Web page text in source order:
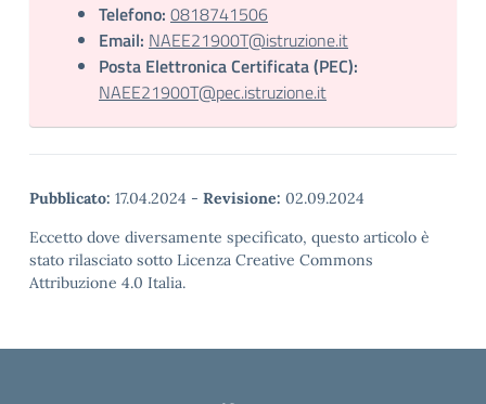
Telefono: 0818741506
Email: NAEE21900T@istruzione.it
Posta Elettronica Certificata (PEC):
NAEE21900T@pec.istruzione.it
Pubblicato: 17.04.2024 - Revisione: 02.09.2024
Eccetto dove diversamente specificato, questo articolo è
stato rilasciato sotto Licenza Creative Commons
Attribuzione 4.0 Italia.